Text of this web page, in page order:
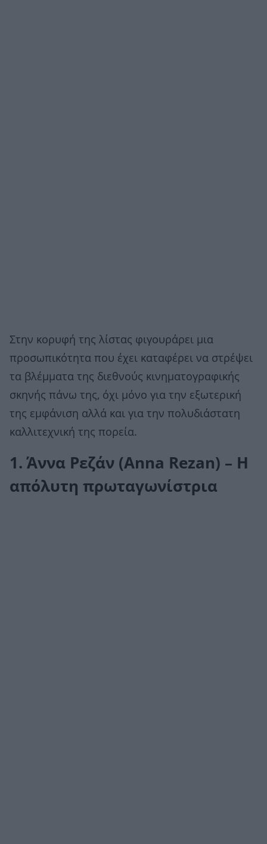
Στην κορυφή της λίστας φιγουράρει μια
προσωπικότητα που έχει καταφέρει να στρέψει
τα βλέμματα της διεθνούς κινηματογραφικής
σκηνής πάνω της, όχι μόνο για την εξωτερική
της εμφάνιση αλλά και για την πολυδιάστατη
καλλιτεχνική της πορεία.
1. Άννα Ρεζάν (Anna Rezan) – Η
απόλυτη πρωταγωνίστρια